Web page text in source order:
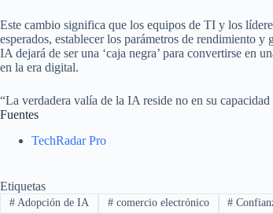
Este cambio significa que los equipos de TI y los
esperados, establecer los parámetros de rendimiento
IA dejará de ser una ‘caja negra’ para convertirse en
en la era digital.
“La verdadera valía de la IA reside no en su
Fuentes
TechRadar Pro
Etiquetas
#Adopción de IA #comercio electrónico #